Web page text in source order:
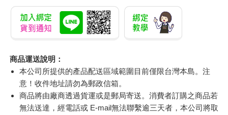
商品運送說明：
本公司所提供的產品配送區域範圍目前僅限台灣本島。注
意！收件地址請勿為郵政信箱。
商品將由廠商透過貨運或是郵局寄送。消費者訂購之商品若
無法送達，經電話或 E-mail無法聯繫逾三天者，本公司將取